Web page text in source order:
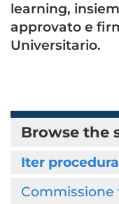
learning,
approvato e
Universitario.
Browse the
Iter
Commissione